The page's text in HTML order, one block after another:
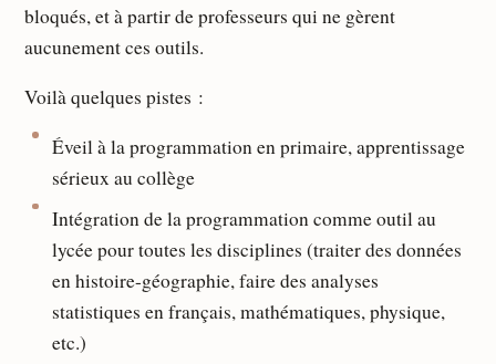
bloqués, et à partir de professeurs qui ne gèrent
aucunement ces outils.
Voilà quelques pistes :
Éveil à la programmation en primaire, apprentissage
sérieux au collège
Intégration de la programmation comme outil au
lycée pour toutes les disciplines (traiter des données
en histoire-géographie, faire des analyses
statistiques en français, mathématiques, physique,
etc.)